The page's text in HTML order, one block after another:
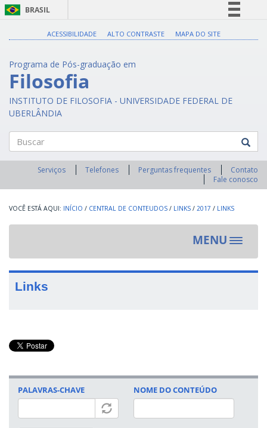
BRASIL
Legislação
ACESSIBILIDADE ALTO CONTRASTE MAPA DO SITE
Programa de Pós-graduação em
Filosofia
INSTITUTO DE FILOSOFIA - UNIVERSIDADE FEDERAL DE
UBERLÂNDIA
Buscar
Serviços Telefones Perguntas frequentes
Contato
Fale conosco
INÍCIO / CENTRAL DE CONTEUDOS / LINKS / 2017 / LINKS
MENU
Toggle
Links
PALAVRAS-CHAVE NOME DO CONTEÚDO